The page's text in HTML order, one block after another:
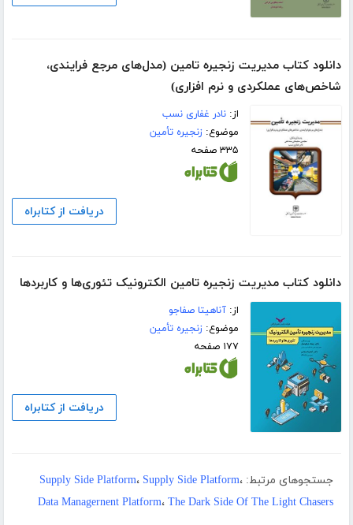
دانلود کتاب مدیریت زنجیره تامین (مدل‌های مرجع فرایندی،
شاخص‌های عملکردی و نرم افزاری)
از:نادر غفاری نسب
موضوع:زنجیره تأمین
۳۳۵ صفحه
دریافت از کتابراه
دانلود کتاب مدیریت زنجیره تامین الکترونیک تئوری‌ها و کاربردها
از:آناهیتا صفاجو
موضوع:زنجیره تأمین
۱۷۷ صفحه
دریافت از کتابراه
جستجوهای مرتبط: Supply Side Platform، Supply Side Platform،
Data Managernent Platform، The Dark Side Of The Light Chasers